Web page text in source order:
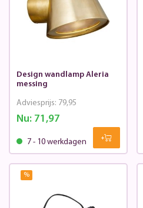
Design wandlamp Aleria
messing
Nu:71,97
Adviesprijs: 79,95
7 - 10 werkdagen
%